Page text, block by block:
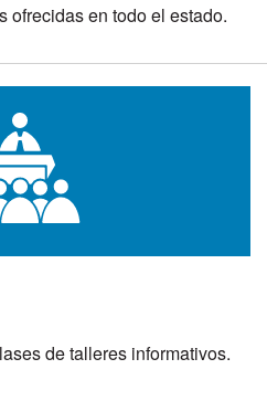
ofrecidas en todo el estado.
de talleres informativos.